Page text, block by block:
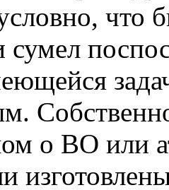
что
сумел
о ВО или